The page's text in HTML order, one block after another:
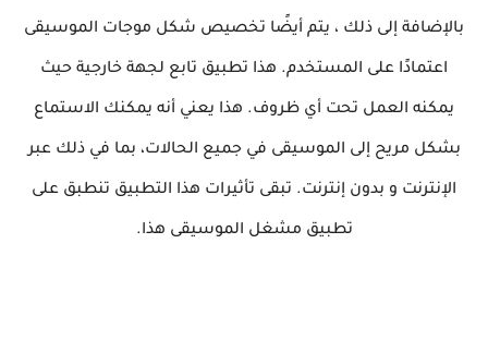
بالإضافة إلى ذلك ، يتم أيضًا تخصيص شكل موجات الموسيقى
اعتمادًا على المستخدم. هذا تطبيق تابع لجهة خارجية حيث
يمكنه العمل تحت أي ظروف. هذا يعني أنه يمكنك الاستماع
بشكل مريح إلى الموسيقى في جميع الحالات، بما في ذلك عبر
الإنترنت و بدون إنترنت. تبقى تأثيرات هذا التطبيق تنطبق على
تطبيق مشغل الموسيقى هذا.